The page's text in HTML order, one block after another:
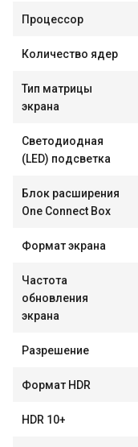
Процессор
Количество ядер
Тип матрицы
экрана
Светодиодная
(LED) подсветка
Блок расширения
One Connect Box
Формат экрана
Частота
обновления
экрана
Разрешение
Формат HDR
HDR 10+